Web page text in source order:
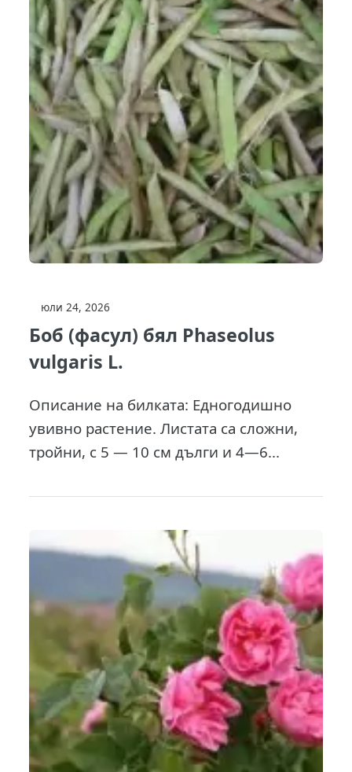
юли 24, 2026
Боб (фасул) бял Phaseolus
vulgaris L.
Описание на билката: Едногодишно
увивно растение. Листата са сложни,
тройни, с 5 — 10 см дълги и 4—6...